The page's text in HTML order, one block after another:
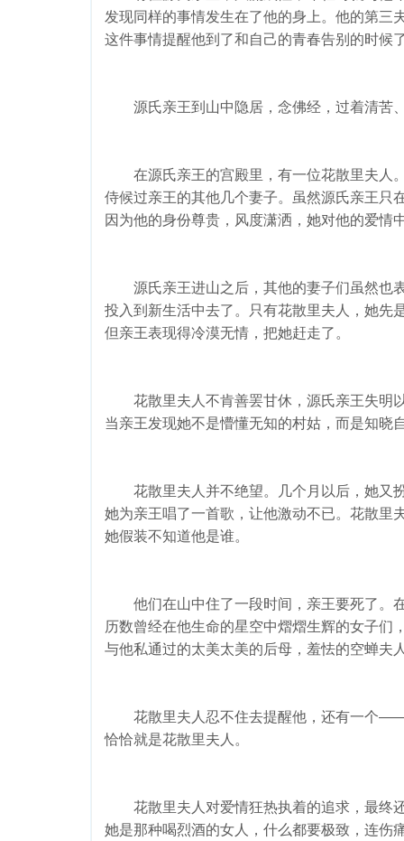
发现同样的事情发生在了他的身上。他的第三
这件事情提醒他到了和自己的青春告别的时候
源氏亲王到山中隐居，念佛经，过着清苦
在源氏亲王的宫殿里，有一位花散里夫人
侍候过亲王的其他几个妻子。虽然源氏亲王只
因为他的身份尊贵，风度潇洒，她对他的爱情
源氏亲王进山之后，其他的妻子们虽然也
投入到新生活中去了。只有花散里夫人，她先
但亲王表现得冷漠无情，把她赶走了。
花散里夫人不肯善罢甘休，源氏亲王失明
当亲王发现她不是懵懂无知的村姑，而是知晓
花散里夫人并不绝望。几个月以后，她又
她为亲王唱了一首歌，让他激动不已。花散里
她假装不知道他是谁。
他们在山中住了一段时间，亲王要死了。
历数曾经在他生命的星空中熠熠生辉的女子们
与他私通过的太美太美的后母，羞怯的空蝉
花散里夫人忍不住去提醒他，还有一个——
恰恰就是花散里夫人。
花散里夫人对爱情狂热执着的追求，最终
她是那种喝烈酒的女人，什么都要极致，连伤